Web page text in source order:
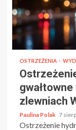
OSTRZEŻENIA
zlewniach
Paulina Polak 7
Ostrzeżenie